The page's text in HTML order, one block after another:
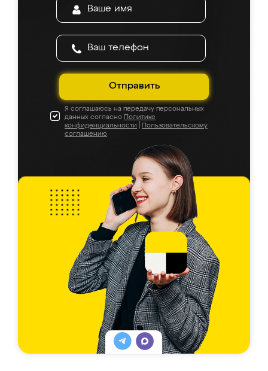
Отправить
Я соглашаюсь на передачу персональных
данных согласно Политике
конфиденциальности
Пользовательскому
соглашению